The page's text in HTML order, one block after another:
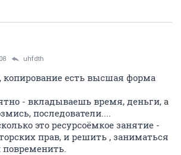
uhfdth
копирование есть высшая форма
- вкладываешь время, деньги, а
последователи....
это ресурсоёмкое занятие -
прав, и решить , заниматься